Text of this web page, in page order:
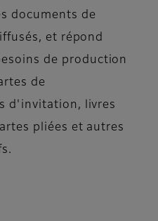
documents de
et répond
de production
de
d'invitation, livres
pliées et autres